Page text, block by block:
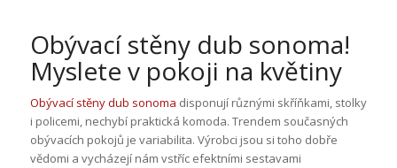
Obývací stěny dub sonoma!
Myslete v pokoji na květiny
Obývací stěny dub sonoma disponují různými skříňkami, stolky
i policemi, nechybí praktická komoda. Trendem současných
obývacích pokojů je variabilita. Výrobci jsou si toho dobře
vědomi a vycházejí nám vstříc efektními sestavami